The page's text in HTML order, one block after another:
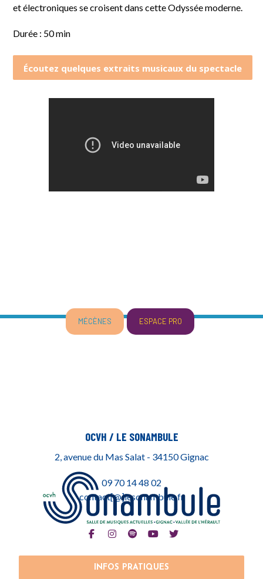
et électroniques se croisent dans cette Odyssée moderne.
Durée : 50 min
Écoutez quelques extraits musicaux du spectacle
ESPACE PRO
MÉCÈNES
OCVH / LE SONAMBULE
2, avenue du Mas Salat - 34150 Gignac
09 70 14 48 02
contact[@]lesonambule.fr
INFOS PRATIQUES